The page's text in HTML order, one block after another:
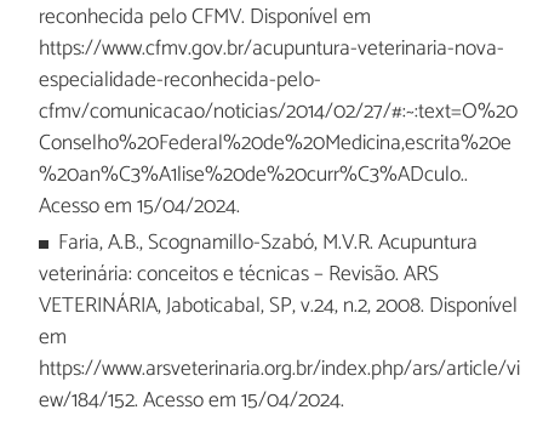
reconhecida pelo CFMV. Disponível em
https://www.cfmv.gov.br/acupuntura-veterinaria-nova-
especialidade-reconhecida-pelo-
cfmv/comunicacao/noticias/2014/02/27/#:~:text=O%20
Conselho%20Federal%20de%20Medicina,escrita%20e
%20an%C3%A1lise%20de%20curr%C3%ADculo..
Acesso em 15/04/2024.
Faria, A.B., Scognamillo-Szabó, M.V.R. Acupuntura
veterinária: conceitos e técnicas – Revisão. ARS
VETERINÁRIA, Jaboticabal, SP, v.24, n.2, 2008. Disponível
em
https://www.arsveterinaria.org.br/index.php/ars/article/vi
ew/184/152. Acesso em 15/04/2024.